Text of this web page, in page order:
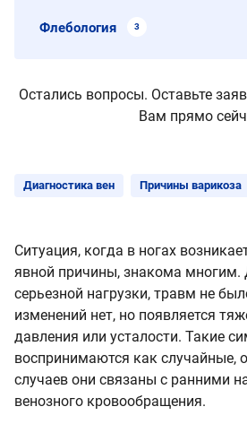
Диагностика вен Причины варикоза
Ситуация, когда в ногах
явной причины, знакома многим.
серьезной нагрузки, травм не
изменений нет, но появляется
давления или усталости. Такие
воспринимаются как случайные,
случаев они связаны с ранними
венозного кровообращения.
Флебология 3
Остались вопросы. Оставьте
Вам прямо